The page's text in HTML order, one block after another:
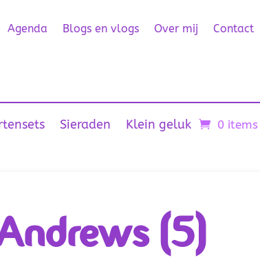
Agenda Blogs en vlogs Over mij Contact
Sieraden Klein geluk 0 items
(5)